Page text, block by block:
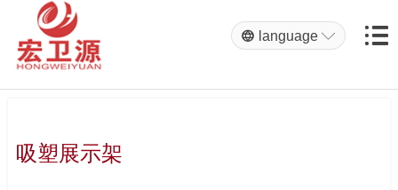
 language 
吸塑展示架